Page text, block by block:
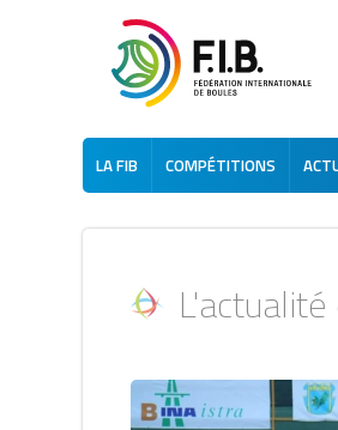
LA FIB COMPÉTITIONS
L'actualité